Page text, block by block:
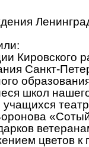
Кировского
Санкт-
школ
цветов